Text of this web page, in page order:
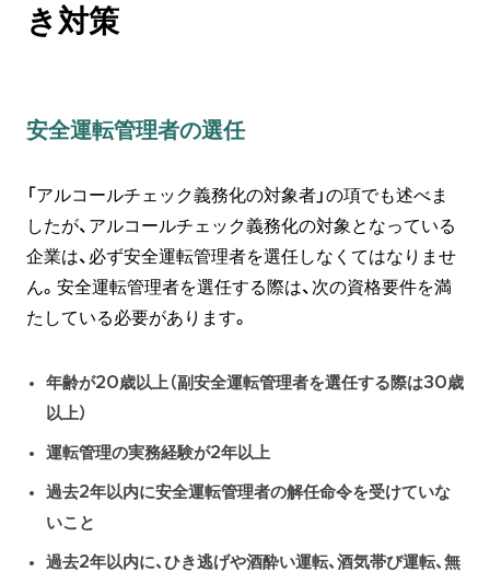
き対策
安全運転管理者の選任
「アルコールチェック義務化の対象者」の項でも述べま
したが、アルコールチェック義務化の対象となっている
企業は、必ず安全運転管理者を選任しなくてはなりませ
ん。安全運転管理者を選任する際は、次の資格要件を満
たしている必要があります。
年齢が20歳以上（副安全運転管理者を選任する際は30歳
以上）
運転管理の実務経験が2年以上
過去2年以内に安全運転管理者の解任命令を受けていな
いこと
過去2年以内に、ひき逃げや酒酔い運転、酒気帯び運転、無